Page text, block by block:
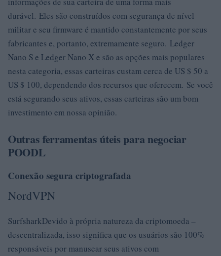
durável. Eles são construídos com segurança de nível
militar e seu firmware é mantido constantemente por seus
fabricantes e, portanto, extremamente seguro. Ledger
Nano S e Ledger Nano X e são as opções mais populares
nesta categoria, essas carteiras custam cerca de US $ 50 a
US $ 100, dependendo dos recursos que oferecem. Se você
está segurando seus ativos, essas carteiras são um bom
investimento em nossa opinião.
Outras ferramentas úteis para negociar
POODL
Conexão segura criptografada
NordVPN
SurfsharkDevido à própria natureza da criptomoeda –
descentralizada, isso significa que os usuários são 100%
responsáveis ​​por manusear seus ativos com